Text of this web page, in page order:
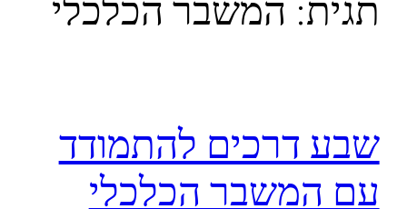
שבע דרכים להתמודד
עם המשבר הכלכלי